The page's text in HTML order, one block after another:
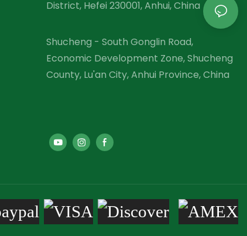
District, Hefei 230001, Anhui, China
Shucheng - South Gonglin Road,
Economic Development Zone, Shucheng
County, Lu'an City, Anhui Province, China